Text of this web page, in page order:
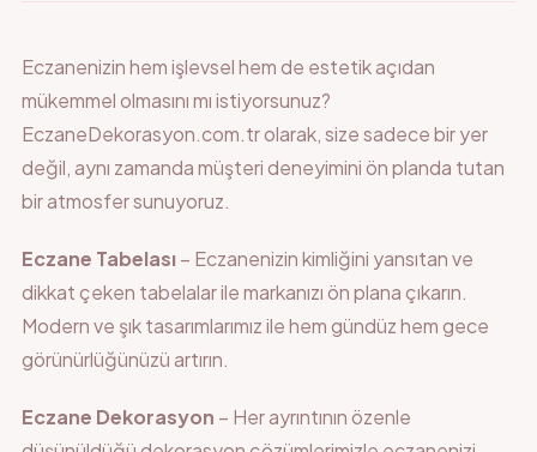
Eczanenizin hem işlevsel hem de estetik açıdan
mükemmel olmasını mı istiyorsunuz?
EczaneDekorasyon.com.tr olarak, size sadece bir yer
değil, aynı zamanda müşteri deneyimini ön planda tutan
bir atmosfer sunuyoruz.
Eczane Tabelası – Eczanenizin kimliğini yansıtan ve
dikkat çeken tabelalar ile markanızı ön plana çıkarın.
Modern ve şık tasarımlarımız ile hem gündüz hem gece
görünürlüğünüzü artırın.
Eczane Dekorasyon – Her ayrıntının özenle